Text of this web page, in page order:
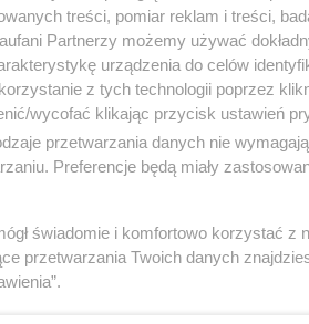
się Hanna Majewska
być zwolniony z opłat.
w ustawie o podatkach i
że administrator targowiska
Nikt nie będzie sprzątał i
wróci na kolejne
treści, pomiar reklam i treści,
Partnerzy możemy używać
urządzenia do celów
z tych technologii poprzez
wycofać klikając przycisk ustawień
przetwarzania danych nie
Preferencje będą miały
świadomie i komfortowo korzystać z
przetwarzania Twoich danych